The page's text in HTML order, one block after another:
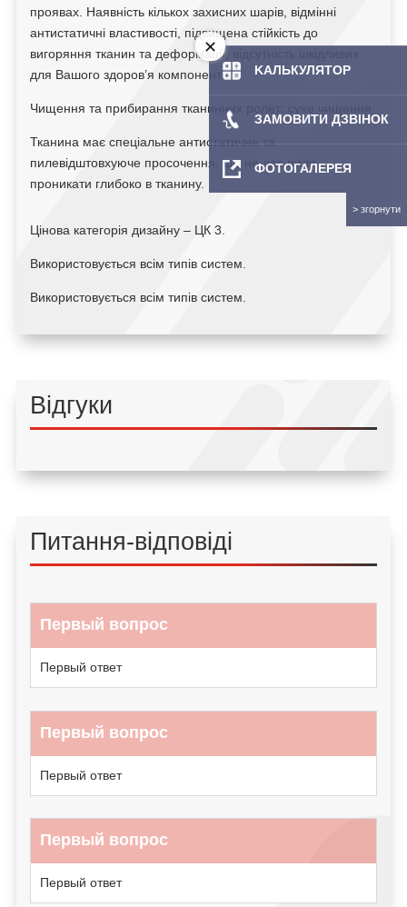
проявах. Наявність кількох захисних шарів, відмінні
антистатичні властивості, підвищена стійкість до
вигоряння тканин та деформації, відсутність шкідливих
для Вашого здоров’я компонентів.
Чищення та прибирання тканинних ролет: сухе чищення
Тканина має спеціальне антистатичне та
пилевідштовхуюче просочення, що не дає пилу
проникати глибоко в тканину.
Цінова категорія дизайну – ЦК 3.
Використовується всім типів систем.
Використовується всім типів систем.
Відгуки
Питання-відповіді
Первый вопрос
Первый ответ
Первый вопрос
Первый ответ
Первый вопрос
Первый ответ
KAЛЬКУЛЯТOP
ЗАМОВИТИ ДЗВІНОК
ФОТОГАЛЕРЕЯ